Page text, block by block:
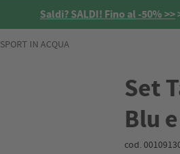
Saldi? SALDI! Fino al -50% >>
SPORT IN ACQUA
Set
Blu
cod.